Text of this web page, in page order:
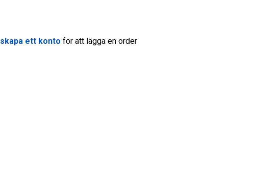
skapa ett konto för att lägga en order